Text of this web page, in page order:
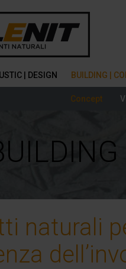
| DESIGN BUILDING |
Concept
naturali